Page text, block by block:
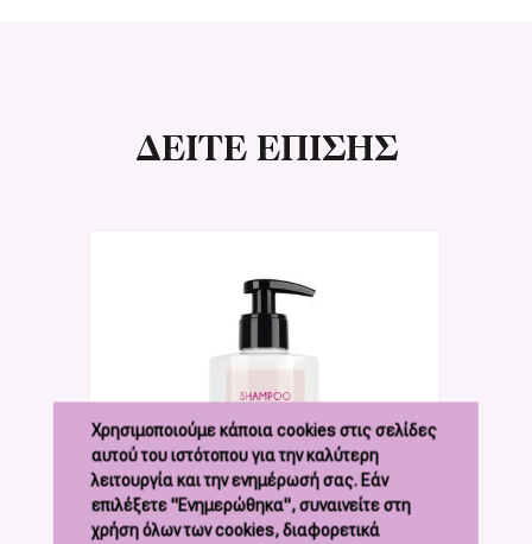
ΔΕΙΤΕ ΕΠΙΣΗΣ
Χρησιμοποιούμε κάποια cookies στις σελίδες
αυτού του ιστότοπου για την καλύτερη
λειτουργία και την ενημέρωσή σας. Εάν
επιλέξετε "Ενημερώθηκα", συναινείτε στη
χρήση όλων των cookies, διαφορετικά